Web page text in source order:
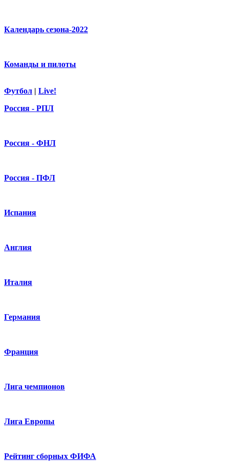
Календарь сезона-2022
Команды и пилоты
Футбол | Live!
Россия - РПЛ
Россия - ФНЛ
Россия - ПФЛ
Испания
Англия
Италия
Германия
Франция
Лига чемпионов
Лига Европы
Рейтинг сборных ФИФА